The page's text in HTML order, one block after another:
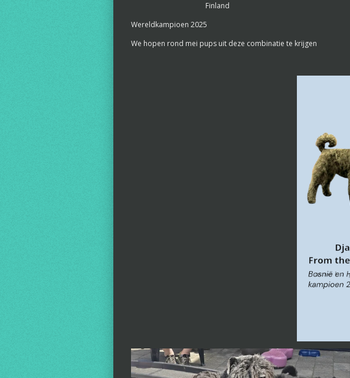
Finland
Wereldkampioen 2025
We hopen rond mei pups uit deze combinatie te krijgen